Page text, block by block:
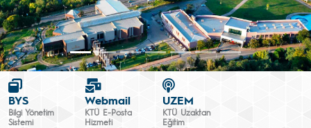
BYS
Bilgi Yönetim
Sistemi
Webmail
KTÜ E-Posta
Hizmeti
UZEM
KTÜ Uzaktan
Eğitim